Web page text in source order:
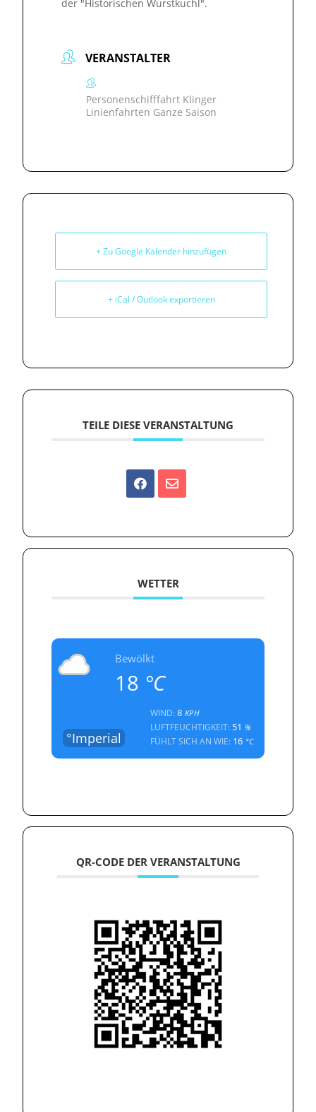
der "Historischen Wurstkuchl".
VERANSTALTER
Personenschifffahrt Klinger
Linienfahrten Ganze Saison
+ Zu Google Kalender hinzufügen
+ iCal / Outlook exportieren
TEILE DIESE VERANSTALTUNG
WETTER
Bewölkt
18 °C
°Imperial
WIND:8 KPH
LUFTFEUCHTIGKEIT: 51 %
FÜHLT SICH AN WIE: 16 °C
QR-CODE DER VERANSTALTUNG